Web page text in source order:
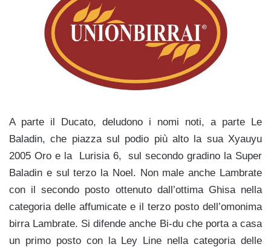
A parte il Ducato, deludono i nomi noti, a parte Le
Baladin, che piazza sul podio più alto la sua Xyauyu
2005 Oro e la Lurisia 6, sul secondo gradino la Super
Baladin e sul terzo la Noel. Non male anche Lambrate
con il secondo posto ottenuto dall’ottima Ghisa nella
categoria delle affumicate e il terzo posto dell’omonima
birra Lambrate. Si difende anche Bi-du che porta a casa
un primo posto con la Ley Line nella categoria delle